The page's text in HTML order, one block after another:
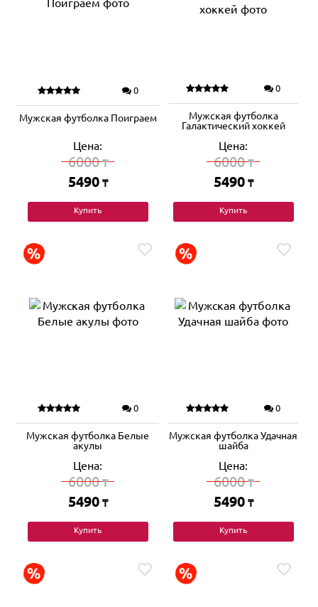
0
Мужская футболка Поиграем
Цена:
6000₸
5490 ₸
Купить
0
Мужская футболка
Галактический хоккей
Цена:
6000₸
5490 ₸
Купить
0
Мужская футболка Белые
акулы
Цена:
6000₸
5490 ₸
Купить
0
Мужская футболка Удачная
шайба
Цена:
6000₸
5490 ₸
Купить